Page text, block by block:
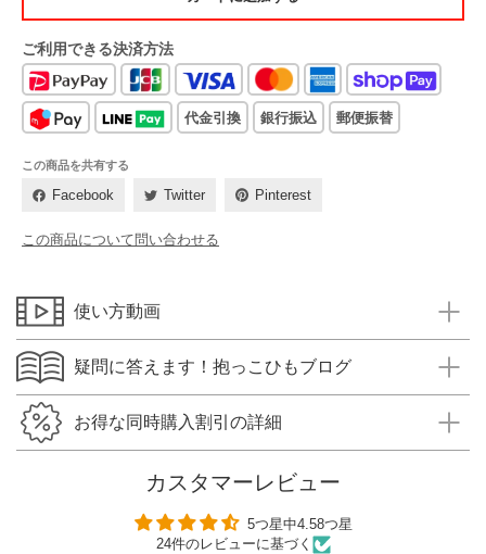
ご利用できる決済方法
代金引換 銀行振込 郵便振替
この商品を共有する
Facebook Twitter Pinterest
この商品について問い合わせる
使い方動画
疑問に答えます！抱っこひもブログ
お得な同時購入割引の詳細
カスタマーレビュー
5つ星中4.58つ星
24件のレビューに基づく